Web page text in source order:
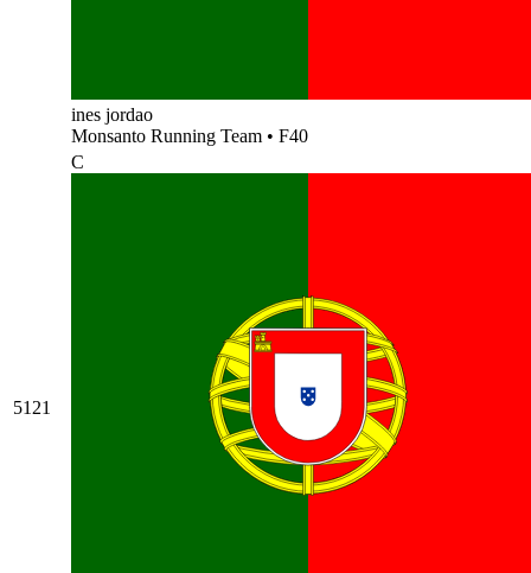
ines jordao
Monsanto Running Team • F40
5121
C